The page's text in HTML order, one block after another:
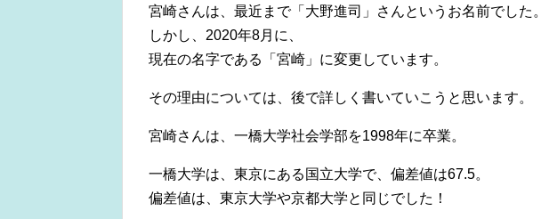
宮崎さんは、最近まで「大野進司」さんというお名前でした。
しかし、2020年8月に、
現在の名字である「宮崎」に変更しています。
その理由については、後で詳しく書いていこうと思います。
宮崎さんは、一橋大学社会学部を1998年に卒業。
一橋大学は、東京にある国立大学で、偏差値は67.5。
偏差値は、東京大学や京都大学と同じでした！